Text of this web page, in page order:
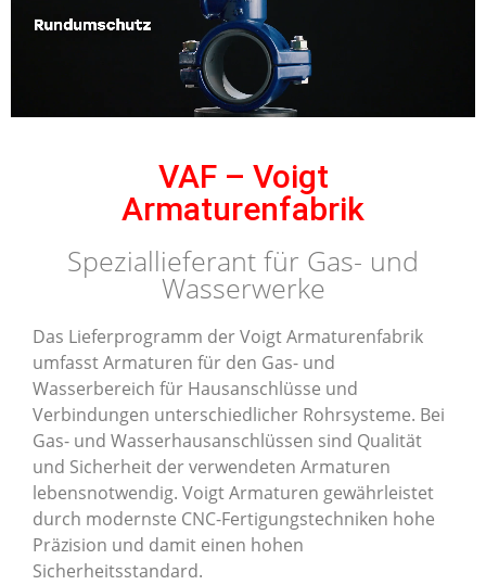
VAF – Voigt
Armaturenfabrik
Speziallieferant für Gas- und
Wasserwerke
Das Lieferprogramm der Voigt Armaturenfabrik
umfasst Armaturen für den Gas- und
Wasserbereich für Hausanschlüsse und
Verbindungen unterschiedlicher Rohrsysteme. Bei
Gas- und Wasserhausanschlüssen sind Qualität
und Sicherheit der verwendeten Armaturen
lebensnotwendig. Voigt Armaturen gewährleistet
durch modernste CNC-Fertigungstechniken hohe
Präzision und damit einen hohen
Sicherheitsstandard.